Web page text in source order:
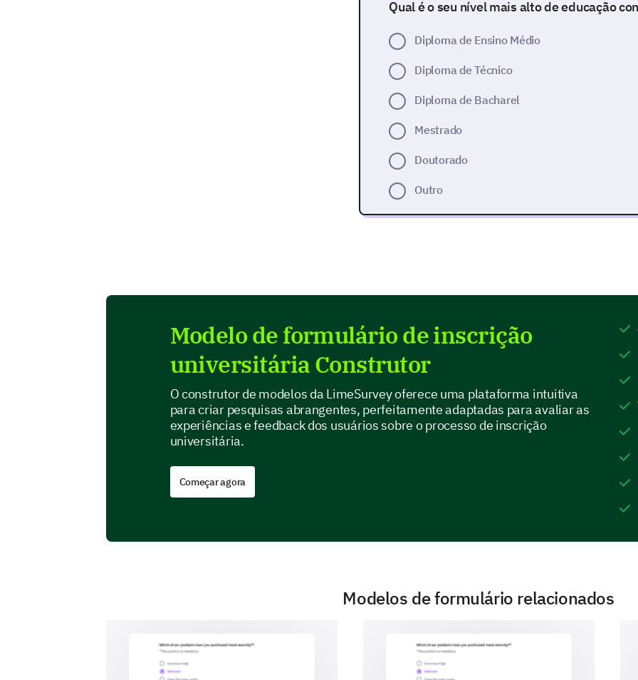
Qual é o seu nível mais alto de educação
Diploma de Ensino Médio
Diploma de Técnico
Diploma de Bacharel
Mestrado
Doutorado
Outro
Queremos entender sua experiência com nosso
Como você avaliaria a clareza das
Muito Confuso
Confuso
Preenchendo informações pessoais
Escrevendo declarações pessoais
Modelo de formulário de inscrição
universitária Construtor
O construtor de modelos da LimeSurvey oferece uma plataforma intuitiva
para criar pesquisas abrangentes, perfeitamente adaptadas para avaliar as
experiências e feedback dos usuários sobre o processo de inscrição
universitária.
Começar agora
Modelos de formulário relacionados